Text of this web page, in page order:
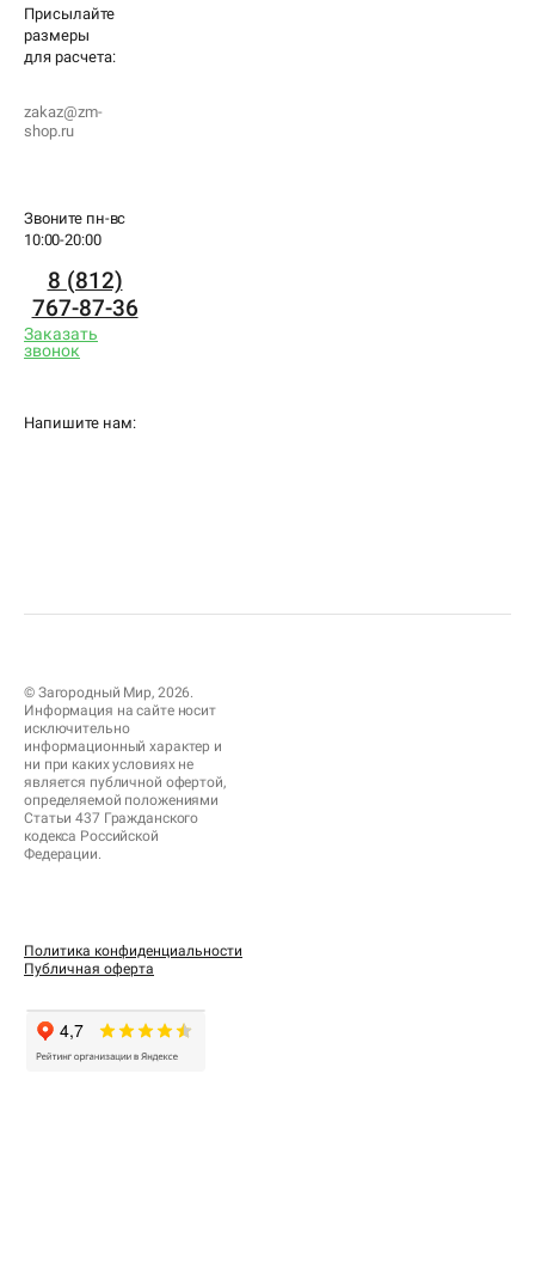
Присылайте
размеры
для расчета:
zakaz@zm-
shop.ru
Звоните пн-вс
10:00-20:00
8 (812)
767-87-36
Заказать
звонок
Напишите нам:
© Загородный Мир, 2026.
Информация на сайте носит
исключительно
информационный характер и
ни при каких условиях не
является публичной офертой,
определяемой положениями
Статьи 437 Гражданского
кодекса Российской
Федерации.
Политика конфиденциальности
Публичная оферта